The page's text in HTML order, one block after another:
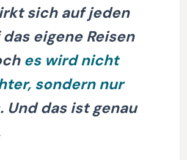
sich auf jeden
das eigene Reisen
es wird nicht
sondern nur
. Und das ist genau